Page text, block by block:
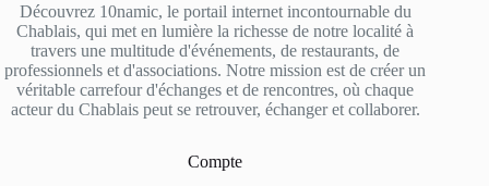
Découvrez 10namic, le portail internet incontournable du
Chablais, qui met en lumière la richesse de notre localité à
travers une multitude d'événements, de restaurants, de
professionnels et d'associations. Notre mission est de créer un
véritable carrefour d'échanges et de rencontres, où chaque
acteur du Chablais peut se retrouver, échanger et collaborer.
Compte